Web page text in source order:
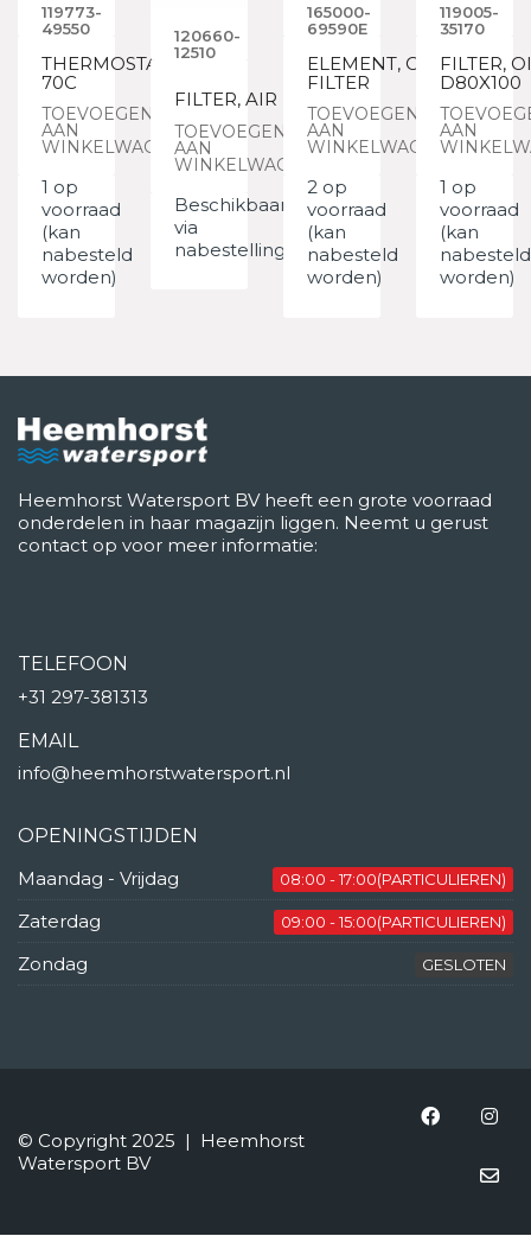
119773-
49550
THERMOSTAT,
70C
TOEVOEGEN
AAN
WINKELWAGEN
1 op
voorraad
(kan
nabesteld
worden)
120660-
12510
FILTER, AIR
TOEVOEGEN
AAN
WINKELWAGEN
Beschikbaar
via
nabestelling
165000-
69590E
ELEMENT, OIL
FILTER
TOEVOEGEN
AAN
WINKELWAGEN
2 op
voorraad
(kan
nabesteld
worden)
119005-
35170
FILTER,
D80X100
AAN
1 op
voorraad
(kan
nabesteld
worden)
Heemhorst Watersport BV heeft een grote voorraad
onderdelen in haar magazijn liggen. Neemt u gerust
contact op voor meer informatie:
TELEFOON
+31 297-381313
EMAIL
info@heemhorstwatersport.nl
OPENINGSTIJDEN
Maandag - Vrijdag
08:00 - 17:00(PARTICULIEREN)
Zaterdag 09:00 - 15:00(PARTICULIEREN)
Zondag GESLOTEN
© Copyright 2025 | Heemhorst
Watersport BV